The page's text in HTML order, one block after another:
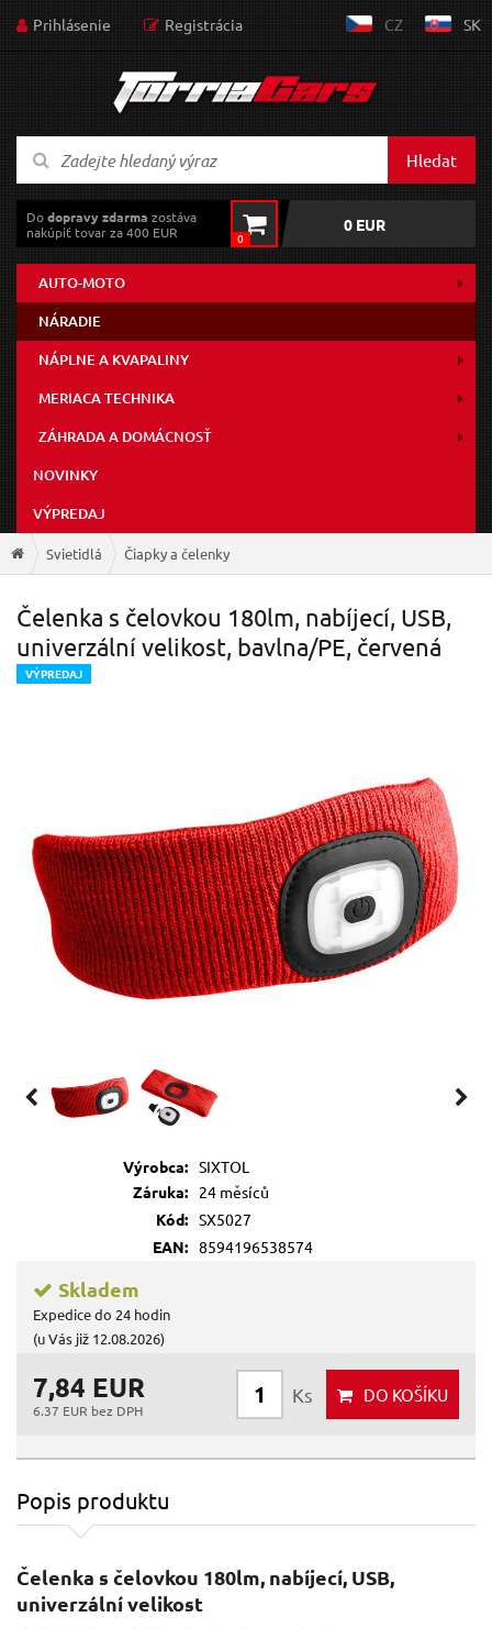
Prihlásenie Registrácia CZ SK
Hledat
Dodopravy zdarma zostáva
nakúpiť tovar za 400 EUR
0
0 EUR
AUTO-MOTO
NÁRADIE
NÁPLNE A KVAPALINY
MERIACA TECHNIKA
ZÁHRADA A DOMÁCNOSŤ
NOVINKY
VÝPREDAJ
Svietidlá Čiapky a čelenky
Čelenka s čelovkou 180lm, nabíjecí, USB,
univerzální velikost, bavlna/PE, červená
VÝPREDAJ
Výrobca: SIXTOL
Záruka:
24 měsíců
Kód: SX5027
EAN: 8594196538574
Skladem
Expedice do 24 hodin
(u Vás již 12.08.2026)
7,84 EUR
6.37 EUR bez DPH
Ks DO KOŠÍKU
Popis produktu
Čelenka s čelovkou 180lm, nabíjecí, USB,
univerzální velikost